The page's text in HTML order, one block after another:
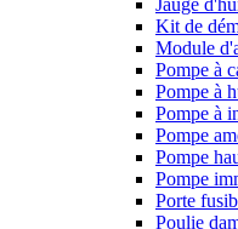
Jauge
Kit de
Module
Pompe à
Pompe à
Pompe à
Pompe
Pompe
Pompe
Porte
Poulie